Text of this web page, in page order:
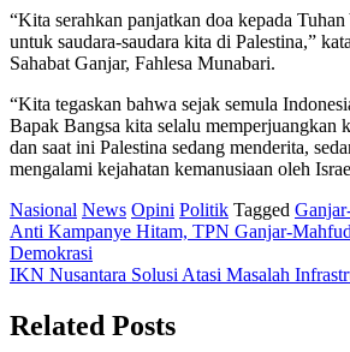
“Kita serahkan panjatkan doa kepada
untuk saudara-saudara kita di Palestina,”
Sahabat Ganjar, Fahlesa Munabari.
“Kita tegaskan bahwa sejak semula
Bapak Bangsa kita selalu memperjuangkan
dan saat ini Palestina sedang menderita,
mengalami kejahatan kemanusiaan oleh
Nasional News Opini Politik Tagged
Post
navigation
Anti Kampanye Hitam, TPN Ganjar-
Demokrasi
IKN Nusantara Solusi Atasi Masalah
Related Posts